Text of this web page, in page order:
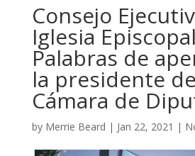
Consejo
Iglesia
Palabras de
la presidente
Cámara de
by Merrie Beard | Jan 22, 2021 |